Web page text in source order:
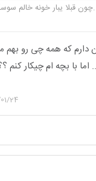
قبلا یبار خونه خالم
.. اما مشکل من اینه که یه بچه ۵ ساله شیطون دارم که همه
با بچه ام چیکار کنم
24